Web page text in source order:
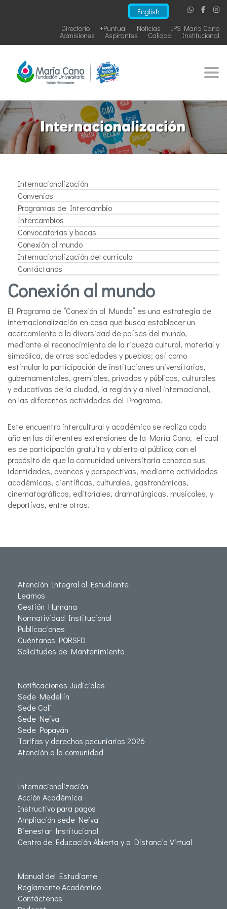
English
IPS María Cano
Noticias
+Puntual
Directorio
Institucional
Calidad
Aspirantes
Admisiones
Internacionalización
Convenios
Programas de Intercambio
Intercambios
Convocatorias y becas
Conexión al mundo
Internacionalización del currículo
Contáctanos
Conexión al mundo
El Programa de “Conexión al Mundo” es una estrategia de
internacionalización en casa que busca establecer un
acercamiento a la diversidad de países del mundo,
mediante el reconocimiento de la riqueza cultural, material y
simbólica, de otras sociedades y pueblos; así como
estimular la participación de instituciones universitarias,
gubernamentales, gremiales, privadas y públicas, culturales
y educativas de la ciudad, la región y a nivel internacional,
en las diferentes actividades del Programa.
Este encuentro intercultural y académico se realiza cada
año en las diferentes extensiones de la María Cano, el cual
es de participación gratuita y abierta al público; con el
propósito de que la comunidad universitaria conozca sus
identidades, avances y perspectivas, mediante actividades
académicas, científicas, culturales, gastronómicas,
cinematográficas, editoriales, dramatúrgicas, musicales, y
deportivas, entre otras.
Atención Integral al Estudiante
Leamos
Gestión Humana
Normatividad Institucional
Publicaciones
Cuéntanos PQRSFD
Solicitudes de Mantenimiento
Notificaciones Judiciales
Sede Medellín
Sede Cali
Sede Neiva
Sede Popayán
Tarifas y derechos pecuniarios 2026
Atención a la comunidad
Internacionalización
Acción Académica
Instructivo para pagos
Ampliación sede Neiva
Bienestar Institucional
Centro de Educación Abierta y a Distancia Virtual
Manual del Estudiante
Reglamento Académico
Contáctenos